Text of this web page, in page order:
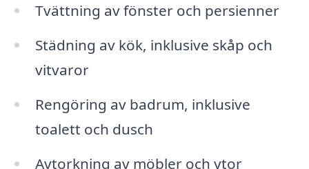
Tvättning av fönster och persienner
Städning av kök, inklusive skåp och
vitvaror
Rengöring av badrum, inklusive
toalett och dusch
Avtorkning av möbler och ytor